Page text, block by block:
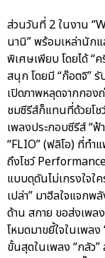
ส่วนวันที่ 2 ในงาน
นานิ” พร้อมเหล่านัก
พิเศษเพียบ โดยได้ “
สนุก โดยมี “ก๊อตจิ”
เปิดภาพหลุดจากกอง
ชมซีรีส์ก็แทนที่ด้วยโช
เพลงประกอบซีรีส์ “ฟ้
“FLIO” (ฟลิโอ) ที่ท
ถึงโชว์
แบบดุดันไม่เกรงใจใ
เปล่า” มาฮีลใจแจกพ
ด้าน สกาย ขอส่งเพล
โหมดมาขยี้ใจในเพล
ขั้นสุดในเพลง “กลัว